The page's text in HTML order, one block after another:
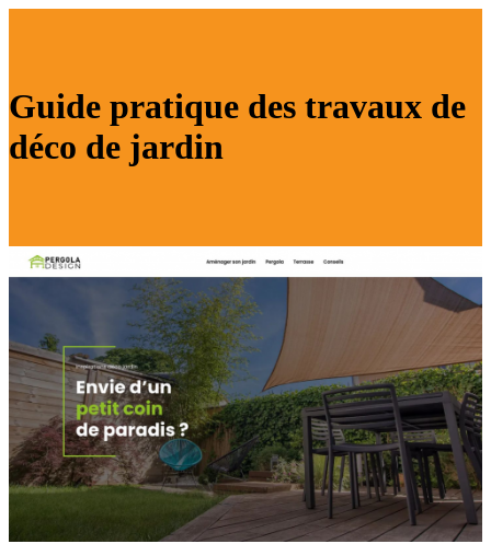
Guide pratique des travaux de
déco de jardin